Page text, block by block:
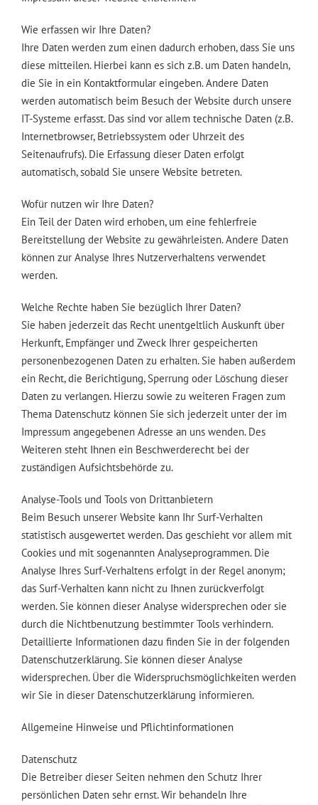
Wie erfassen wir Ihre Daten?
Ihre Daten werden zum einen dadurch erhoben, dass Sie uns
diese mitteilen. Hierbei kann es sich z.B. um Daten handeln,
die Sie in ein Kontaktformular eingeben. Andere Daten
werden automatisch beim Besuch der Website durch unsere
IT-Systeme erfasst. Das sind vor allem technische Daten (z.B.
Internetbrowser, Betriebssystem oder Uhrzeit des
Seitenaufrufs). Die Erfassung dieser Daten erfolgt
automatisch, sobald Sie unsere Website betreten.
Wofür nutzen wir Ihre Daten?
Ein Teil der Daten wird erhoben, um eine fehlerfreie
Bereitstellung der Website zu gewährleisten. Andere Daten
können zur Analyse Ihres Nutzerverhaltens verwendet
werden.
Welche Rechte haben Sie bezüglich Ihrer Daten?
Sie haben jederzeit das Recht unentgeltlich Auskunft über
Herkunft, Empfänger und Zweck Ihrer gespeicherten
personenbezogenen Daten zu erhalten. Sie haben außerdem
ein Recht, die Berichtigung, Sperrung oder Löschung dieser
Daten zu verlangen. Hierzu sowie zu weiteren Fragen zum
Thema Datenschutz können Sie sich jederzeit unter der im
Impressum angegebenen Adresse an uns wenden. Des
Weiteren steht Ihnen ein Beschwerderecht bei der
zuständigen Aufsichtsbehörde zu.
Analyse-Tools und Tools von Drittanbietern
Beim Besuch unserer Website kann Ihr Surf-Verhalten
statistisch ausgewertet werden. Das geschieht vor allem mit
Cookies und mit sogenannten Analyseprogrammen. Die
Analyse Ihres Surf-Verhaltens erfolgt in der Regel anonym;
das Surf-Verhalten kann nicht zu Ihnen zurückverfolgt
werden. Sie können dieser Analyse widersprechen oder sie
durch die Nichtbenutzung bestimmter Tools verhindern.
Detaillierte Informationen dazu finden Sie in der folgenden
Datenschutzerklärung. Sie können dieser Analyse
widersprechen. Über die Widerspruchsmöglichkeiten werden
wir Sie in dieser Datenschutzerklärung informieren.
Allgemeine Hinweise und Pflichtinformationen
Datenschutz
Die Betreiber dieser Seiten nehmen den Schutz Ihrer
persönlichen Daten sehr ernst. Wir behandeln Ihre